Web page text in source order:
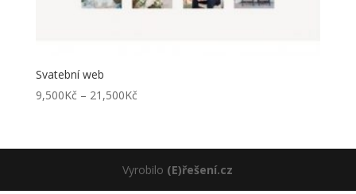
Svatební web
9,500Kč – 21,500KčRozpětí
až
21,500Kč
Vyrobilo (E)řešení.cz